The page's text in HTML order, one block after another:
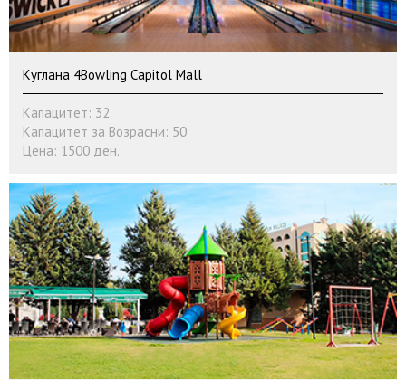
Куглана 4Bowling Capitol Mall
Капацитет: 32
Капацитет за Возрасни: 50
Цена: 1500 ден.